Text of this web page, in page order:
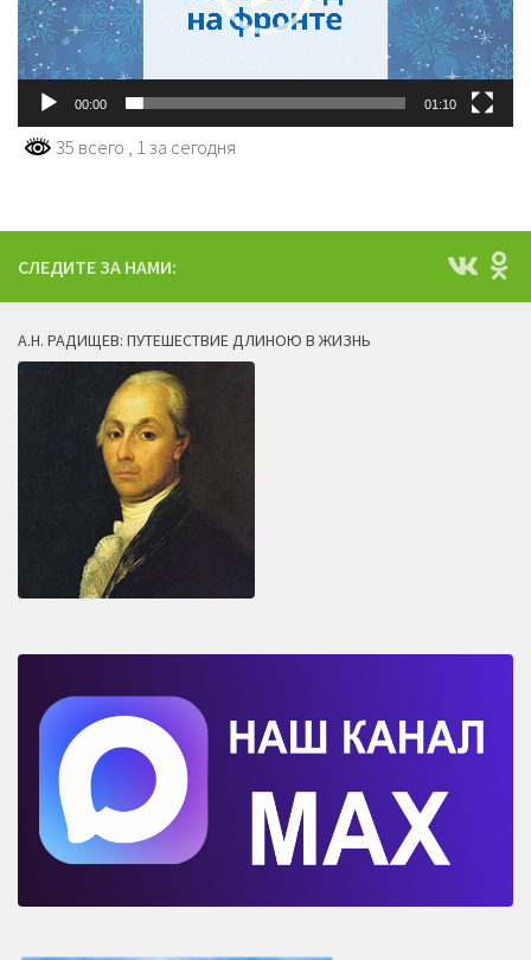
00:00 01:10
35 всего , 1 за сегодня
СЛЕДИТЕ ЗА НАМИ:
А.Н. РАДИЩЕВ: ПУТЕШЕСТВИЕ ДЛИНОЮ В ЖИЗНЬ